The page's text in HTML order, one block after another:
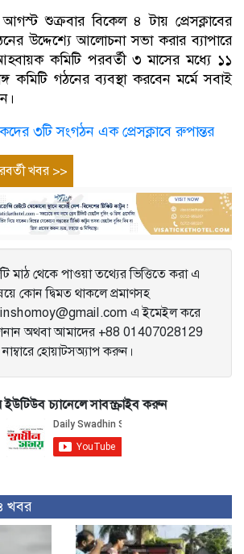
শুক্রবার বিকেল ৪ টায় প্রেসক্লাবের
উদ্দেশ্যে আলোচনা সভা করার ব্যাপারে
কমিটি পরবর্তী ৩ মাসের মধ্যে ১১
কমিটি গঠনের ব্যবস্থা করবেন মর্মে সবাই
৩টি সংগঠন এক প্রেসক্লাবে রুপান্তর
খবর >>
মাঠ থেকে পাওয়া তথ্যের ভিত্তিতে করা এ
কোন দ্বিমত থাকলে প্রমাণসহ
এ ইমেইল করে
অথবা আমাদের +88 01407028129
নাম্বারে হোয়াটসঅ্যাপ করুন।
চ্যানেলে সাবস্ক্রাইব করুন
খবর